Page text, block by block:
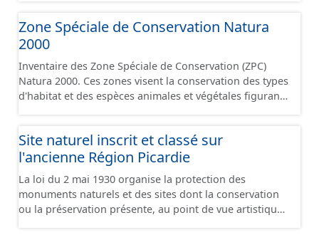
souvent de petite taille, de grand intérêt biologique ou
écologique, abritant des espèces animales ou végétales
Zone Spéciale de Conservation Natura
2000
Inventaire des Zone Spéciale de Conservation (ZPC)
Natura 2000. Ces zones visent la conservation des types
d'habitat et des espèces animales et végétales figurant
peuvent être désignées sous l'appellation Site d'Intérêt
Communautaire. Le réseau Natura 2000 comprend 2
types de zones réglementaires : - les Zones de
Protection Spéciale - les Zones Spéciales de
Conservation
Site naturel inscrit et classé sur
l'ancienne Région Picardie
La loi du 2 mai 1930 organise la protection des
monuments naturels et des sites dont la conservation
ou la préservation présente, au point de vue artistique,